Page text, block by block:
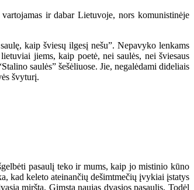
ir dabar Lietuvoje, nors komunistinėje
kaip šviesų ilgesį nešu”. Nepavyko lenkams
jiems, kaip poetė, nei saulės, nei šviesaus
saulės” šešėliuose. Jie, negalėdami dideliais
švyturį.
pasaulį teko ir mums, kaip jo mistinio kūno
kad keleto ateinančių dešimtmečių įvykiai įstatys
miršta. Gimsta naujas dvasios pasaulis. Todėl